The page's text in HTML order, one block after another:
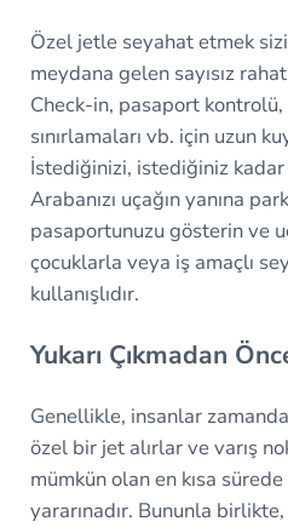
Özel jetle seyahat etmek
meydana gelen sayısız
Check-in, pasaport kontrolü,
sınırlamaları vb. için uzun
İstediğinizi, istediğiniz kadar
Arabanızı uçağın yanına
pasaportunuzu gösterin ve
çocuklarla veya iş amaçlı
kullanışlıdır.
Yukarı Çıkmadan
Genellikle, insanlar
özel bir jet alırlar ve varış
mümkün olan en kısa
yararınadır. Bununla